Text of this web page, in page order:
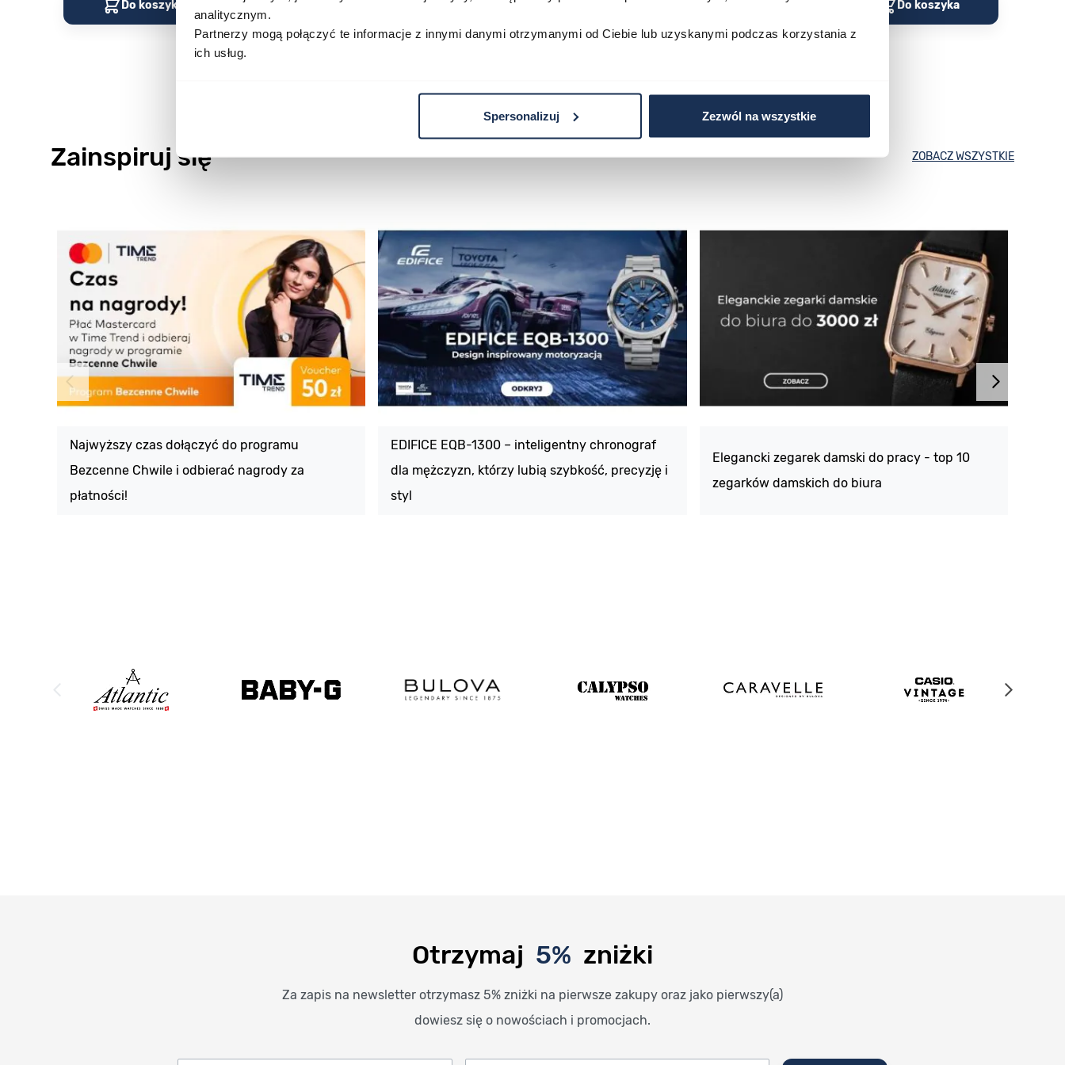
analitycznym.
Partnerzy mogą połączyć te informacje z innymi danymi otrzymanymi od Ciebie lub uzyskanymi podczas korzystania z
ich usług.
Spersonalizuj Zezwól na wszystkie
Do koszyka Do koszyka Do koszyka Do koszyka Do koszyka
Zainspiruj się ZOBACZ WSZYSTKIE
Najwyższy czas dołączyć do programu
Bezcenne Chwile i odbierać nagrody za
płatności!
EDIFICE EQB-1300 – inteligentny chronograf
dla mężczyzn, którzy lubią szybkość, precyzję i
styl
Elegancki zegarek damski do pracy - top 10
zegarków damskich do biura
Otrzymaj 5% zniżki
Za zapis na newsletter otrzymasz 5% zniżki na pierwsze zakupy oraz jako pierwszy(a)
dowiesz się o nowościach i promocjach.